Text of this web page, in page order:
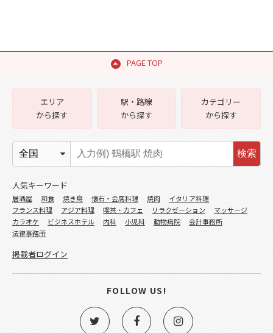
PAGE TOP
エリア
から探す
駅・路線
から探す
カテゴリー
から探す
検索
人気キーワード
居酒屋 和食 焼き鳥 懐石・会席料理 焼肉
イタリア料理
フランス料理
アジア料理 喫茶・カフェ リラクゼーション
マッサージ
カラオケ
ビジネスホテル 内科 小児科 動物病院
会計事務所
法律事務所
掲載者ログイン
FOLLOW US!